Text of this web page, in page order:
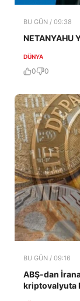
BU GÜN / 09:38
NETANYAHU
DÜNYA
0 0
BU GÜN / 09:16
ABŞ-dan
kriptovalyuta